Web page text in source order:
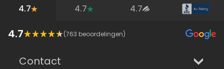
4.7 4.7 4.7
4.7 (763 beoordelingen)
Contact